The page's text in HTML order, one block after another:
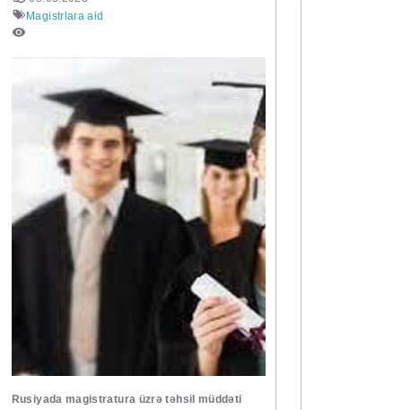
Magistrlara aid
Rusiyada magistratura üzrə təhsil müddəti